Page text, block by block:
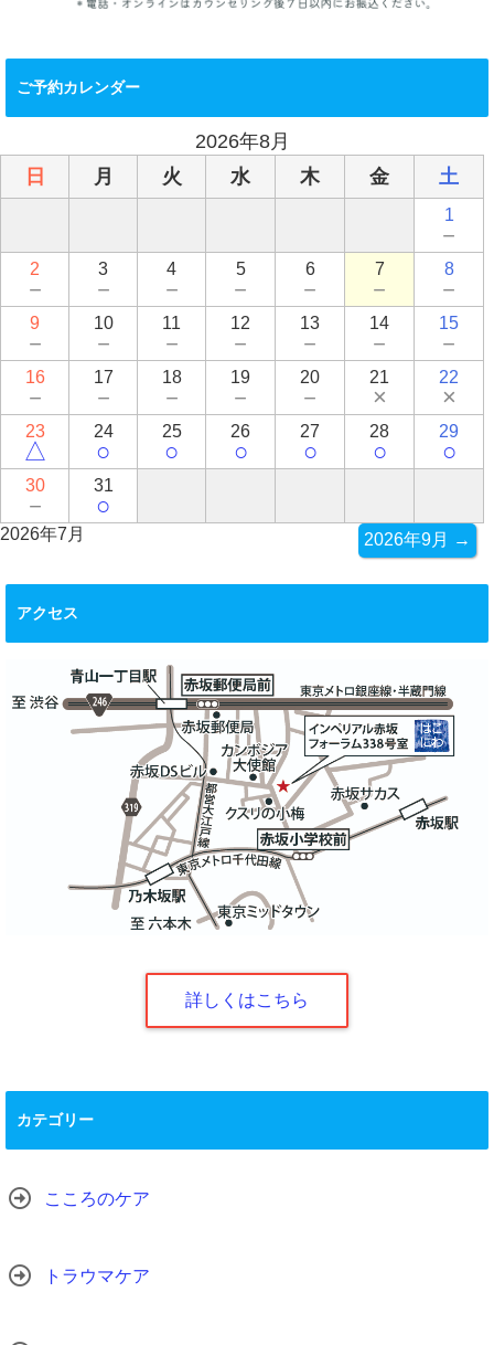
ご予約カレンダー
2026年8月
日
月 火 水 木 金 土
1
－
2
－
3
－
4
－
5
－
6
－
7
－
8
－
9
－
10
－
11
－
12
－
13
－
14
－
15
－
16
－
17
－
18
－
19
－
20
－
21
×
22
×
23
△
24
○
25
○
26
○
27
○
28
○
29
○
30
－
31
○
2026年7月 2026年9月 →
アクセス
詳しくはこちら
カテゴリー
こころのケア
トラウマケア